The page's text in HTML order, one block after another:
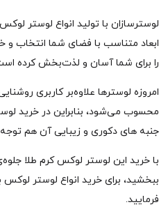
لوسترسازان با تولید انواع لوستر
ابعاد متناسب با فضای شما انتخاب و
را برای شما آسان و لذت‌بخش کرده
امروزه لوسترها علاوه‌بر کاربری
محسوب می‌شود، بنابراین در خرید
جنبه های دکوری و زیبایی آن هم
با خرید این لوستر لوکس کرم طلا
ببخشید، برای خرید انواع لوستر
فرمایید.